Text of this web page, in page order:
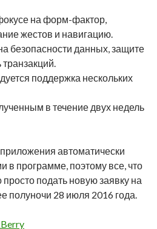
на форм-фактор,
жестов и навигацию.
безопасности данных, защите
поддержка нескольких
в течение двух недель
автоматически
в программе, поэтому все, что
подать новую заявку на
полуночи 28 июля 2016 года.